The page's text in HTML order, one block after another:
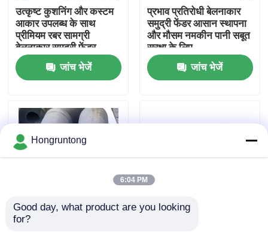
हमारे बारे में
कारखाना भ्रमण
गुणवत्ता नियंत्रण
एक उद्धरण का अनुरोध करें
डॉक रबर फेंडर
उत्कृष्ट कुशनिंग और कस्टम
आकार उपलब्ध के साथ
प्रीमियम रबर सामग्री
बेलनाकार समुद्री फेंडर
जांच भेजें
प्रभाव प्रतिरोधी बेलनाकार
समुद्री फेंडर आसान स्थापना
और मौसम नमकीन पानी सबूत
सुरक्षा के लिए
जांच भेजें
समुद्री डॉकिंग के लिए उच्च
Hongruntong
6:04 PM
Good day, what product are you looking
for?